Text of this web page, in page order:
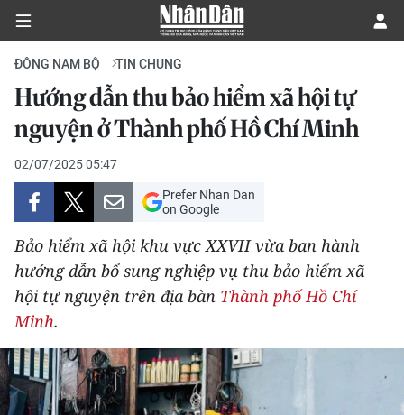
CHÍNH TRỊ
KINH TẾ
VĂN HÓA
XÃ HỘI
PHÁP LUẬT
THẾ GIỚI
ĐÔNG NAM BỘ TIN CHUNG
Hướng dẫn thu bảo hiểm xã hội tự
nguyện ở Thành phố Hồ Chí Minh
02/07/2025 05:47
Prefer Nhan Dan
on Google
Bảo hiểm xã hội khu vực XXVII vừa ban hành
hướng dẫn bổ sung nghiệp vụ thu bảo hiểm xã
hội tự nguyện trên địa bàn Thành phố Hồ Chí
Minh.